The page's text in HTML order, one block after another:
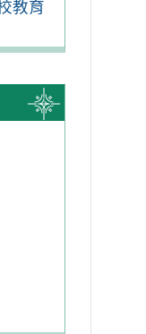
教育